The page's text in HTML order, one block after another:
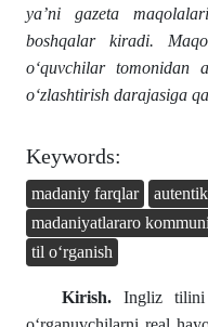
ya’ni gazeta
boshqalar kiradi.
o‘quvchilar tomonidan
o‘zlashtirish darajasiga
Keywords:
madaniy farqlar
madaniyatlararo
til o‘rganish
Kirish.Ingliz tilini